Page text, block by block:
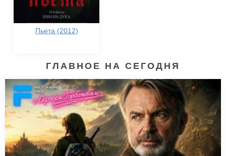
Пьета (2012)
ГЛАВНОЕ НА СЕГОДНЯ